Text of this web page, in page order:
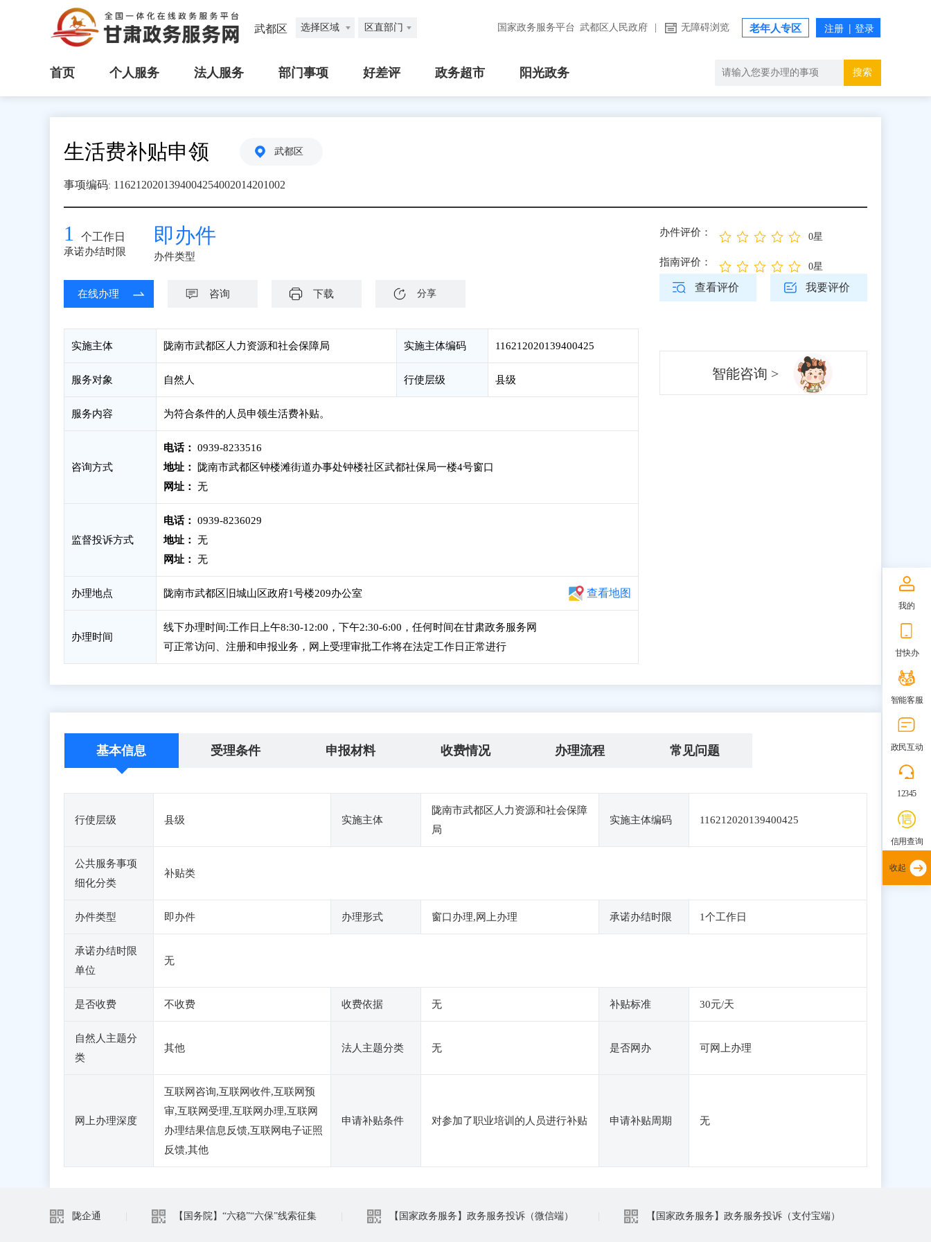
武都区 选择区域 区直部门 国家政务服务平台 武都区人民政府 无障碍浏览 老年人专区
首页 个人服务 法人服务 部门事项 好差评 政务超市 阳光政务 搜索
生活费补贴申领 武都区
事项编码: 1162120201394004254002014201002
1 个工作日
承诺办结时限
即办件
办件类型
在线办理 咨询 下载 分享
办件评价： 0星
指南评价： 0星
查看评价 我要评价
实施主体 陇南市武都区人力资源和社会保障局 实施主体编码 116212020139400425
服务对象 自然人 行使层级 县级
服务内容 为符合条件的人员申领生活费补贴。
咨询方式
电话：
0939-8233516
地址：
陇南市武都区钟楼滩街道办事处钟楼社区武都社保局一楼4号窗口
网址：
无
监督投诉方式
电话：
0939-8236029
地址：
无
网址：
无
办理地点 陇南市武都区旧城山区政府1号楼209办公室 查看地图
办理时间
线下办理时间:工作日上午8:30-12:00，下午2:30-6:00，任何时间在甘肃政务服务网
可正常访问、注册和申报业务，网上受理审批工作将在法定工作日正常进行
智能咨询 >
基本信息 受理条件 申报材料 收费情况 办理流程 常见问题
行使层级 县级 实施主体
陇南市武都区人力资源和社会保障
局
实施主体编码 116212020139400425
公共服务事项
细化分类
补贴类
办件类型 即办件 办理形式 窗口办理,网上办理 承诺办结时限 1个工作日
承诺办结时限
单位
无
是否收费 不收费 收费依据 无 补贴标准 30元/天
自然人主题分
类
其他 法人主题分类 无 是否网办 可网上办理
网上办理深度
互联网咨询,互联网收件,互联网预
审,互联网受理,互联网办理,互联网
办理结果信息反馈,互联网电子证照
反馈,其他
申请补贴条件 对参加了职业培训的人员进行补贴 申请补贴周期 无
陇企通 【国务院】“六稳”“六保”线索征集 【国家政务服务】政务服务投诉（微信端） 【国家政务服务】政务服务投诉（支付宝端）
我的
甘快办
智能客服
政民互动
12345
信用查询
收起